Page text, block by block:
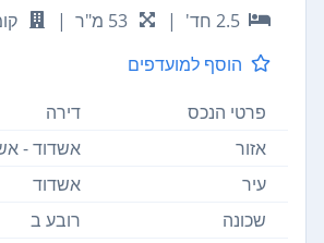
2.5 חד'
| 53 מ"ר |
הוסף למועדפים
פרטי הנכס
דירה
אזור
אשדוד -
עיר
אשדוד
שכונה
רובע ב